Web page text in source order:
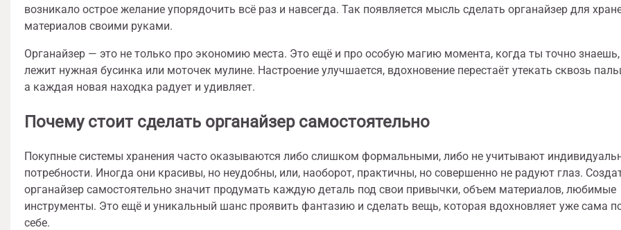
возникало острое желание упорядочить всё раз и навсегда. Так появляется мысль сделать органайзер для
материалов своими руками.
Органайзер — это не только про экономию места. Это ещё и про особую магию момента, когда ты точно знаешь,
лежит нужная бусинка или моточек мулине. Настроение улучшается, вдохновение перестаёт утекать сквозь
а каждая новая находка радует и удивляет.
Почему стоит сделать органайзер самостоятельно
Покупные системы хранения часто оказываются либо слишком формальными, либо не учитывают
потребности. Иногда они красивы, но неудобны, или, наоборот, практичны, но совершенно не радуют глаз.
органайзер самостоятельно значит продумать каждую деталь под свои привычки, объем материалов, любимые
инструменты. Это ещё и уникальный шанс проявить фантазию и сделать вещь, которая вдохновляет уже сама
себе.